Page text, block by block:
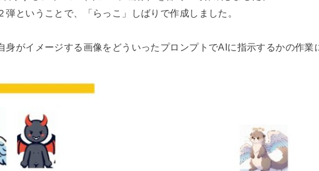
弾ということで、「らっこ」しばりで作成しました。
身がイメージする画像をどういったプロンプトでAIに指示するかの作業